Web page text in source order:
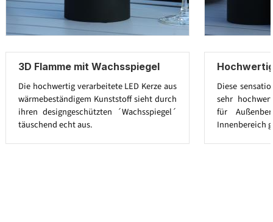
3D Flamme mit Wachsspiegel
Die hochwertig verarbeitete LED Kerze aus
wärmebeständigem Kunststoff sieht durch
ihren designgeschützten ´Wachsspiegel´
täuschend echt aus.
Diese
sehr
für
Innenbereich